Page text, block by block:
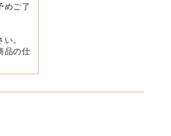
めご了
。
品の仕